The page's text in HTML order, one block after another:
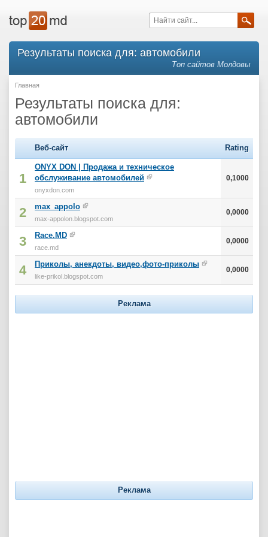
Результаты поиска для: автомобили
Топ сайтов Молдовы
Главная
Результаты поиска для:
автомобили
Веб-сайт Rating
1
ONYX DON | Продажа и техническое
обслуживание автомобилей
onyxdon.com
0,1000
2 max_appolo
max-appolon.blogspot.com
0,0000
3 Race.MD
race.md
0,0000
4 Приколы, анекдоты, видео,фото-приколы
like-prikol.blogspot.com
0,0000
Реклама
Реклама